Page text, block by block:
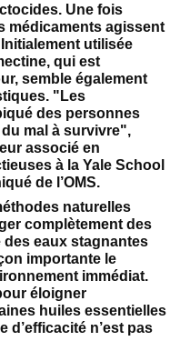
Une fois
médicaments agissent
utilisée
qui est
semble également
"Les
des personnes
mal à survivre",
associé en
à la Yale School
de l’OMS.
naturelles
complètement des
eaux stagnantes
importante le
immédiat.
éloigner
huiles essentielles
d’efficacité n’est pas